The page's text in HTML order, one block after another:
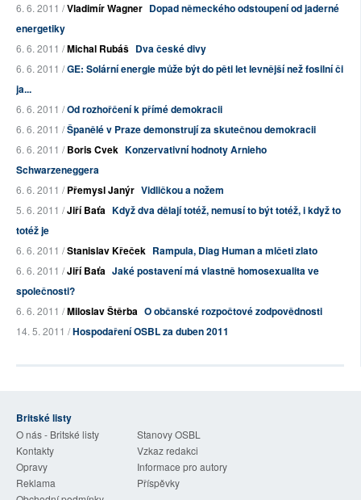
6. 6. 2011 /Vladimír Wagner Dopad německého odstoupení od jaderné
energetiky
6. 6. 2011 /Michal Rubáš Dva české divy
6. 6. 2011 /GE: Solární energie může být do pěti let levnější než fosilní či
ja...
6. 6. 2011 /Od rozhořčení k přímé demokracii
6. 6. 2011 /Španělé v Praze demonstrují za skutečnou demokracii
6. 6. 2011 /Boris Cvek Konzervativní hodnoty Arnieho
Schwarzeneggera
6. 6. 2011 /Přemysl Janýr Vidličkou a nožem
5. 6. 2011 /Jiří Baťa Když dva dělají totéž, nemusí to být totéž, i když to
totéž je
6. 6. 2011 /Stanislav Křeček Rampula, Diag Human a mlčeti zlato
6. 6. 2011 /Jiří Baťa Jaké postavení má vlastně homosexualita ve
společnosti?
6. 6. 2011 /Miloslav Štěrba O občanské rozpočtové zodpovědnosti
14. 5. 2011 /Hospodaření OSBL za duben 2011
Britské listy
O nás - Britské listy
Stanovy OSBL
Kontakty
Vzkaz redakci
Opravy
Informace pro autory
Reklama
Příspěvky